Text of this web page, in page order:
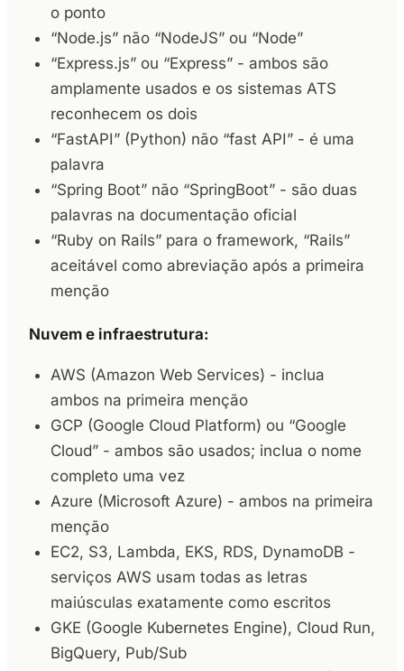
o ponto
“Node.js” não “NodeJS” ou “Node”
“Express.js” ou “Express” - ambos são
amplamente usados e os sistemas ATS
reconhecem os dois
“FastAPI” (Python) não “fast API” - é uma
palavra
“Spring Boot” não “SpringBoot” - são duas
palavras na documentação oficial
“Ruby on Rails” para o framework, “Rails”
aceitável como abreviação após a primeira
menção
Nuvem e infraestrutura:
AWS (Amazon Web Services) - inclua
ambos na primeira menção
GCP (Google Cloud Platform) ou “Google
Cloud” - ambos são usados; inclua o nome
completo uma vez
Azure (Microsoft Azure) - ambos na primeira
menção
EC2, S3, Lambda, EKS, RDS, DynamoDB -
serviços AWS usam todas as letras
maiúsculas exatamente como escritos
GKE (Google Kubernetes Engine), Cloud Run,
BigQuery, Pub/Sub